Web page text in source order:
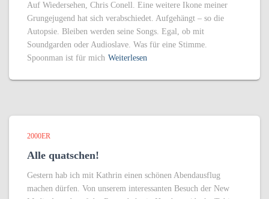
Auf Wiedersehen, Chris Conell. Eine weitere Ikone meiner
Grungejugend hat sich verabschiedet. Aufgehängt – so die
Autopsie. Bleiben werden seine Songs. Egal, ob mit
Soundgarden oder Audioslave. Was für eine Stimme.
Spoonman ist für mich Weiterlesen
2000ER
Alle quatschen!
Gestern hab ich mit Kathrin einen schönen Abendausflug
machen dürfen. Von unserem interessanten Besuch der New